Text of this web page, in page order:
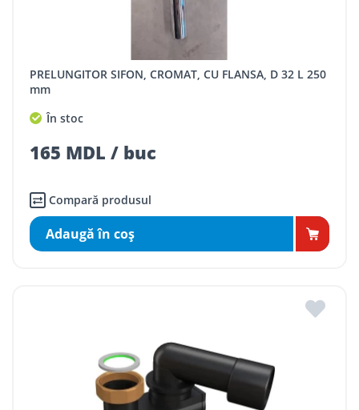
PRELUNGITOR SIFON, CROMAT, CU FLANSA, D 32 L 250
mm
În stoc
165 MDL / buc
Compară produsul
Adaugă în coş